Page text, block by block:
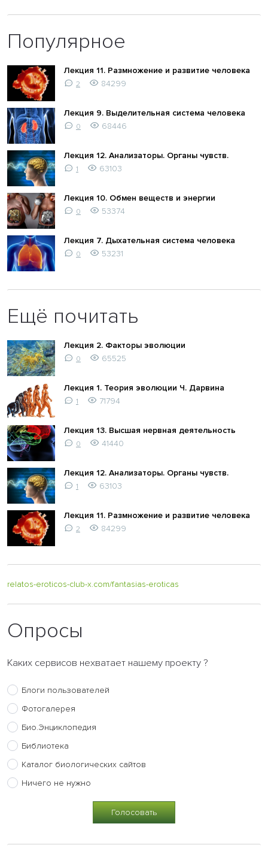
Популярное
Лекция 11. Размножение и развитие человека
2 84299
Лекция 9. Выделительная система человека
0 68446
Лекция 12. Анализаторы. Органы чувств.
1 63103
Лекция 10. Обмен веществ и энергии
0 53374
Лекция 7. Дыхательная система человека
0 53231
Ещё почитать
Лекция 2. Факторы эволюции
0 65525
Лекция 1. Теория эволюции Ч. Дарвина
1 71794
Лекция 13. Высшая нервная деятельность
0 41440
Лекция 12. Анализаторы. Органы чувств.
1 63103
Лекция 11. Размножение и развитие человека
2 84299
relatos-eroticos-club-x.com/fantasias-eroticas
Опросы
Каких сервисов нехватает нашему проекту ?
Блоги пользователей
Фотогалерея
Био.Энциклопедия
Библиотека
Каталог биологических сайтов
Ничего не нужно